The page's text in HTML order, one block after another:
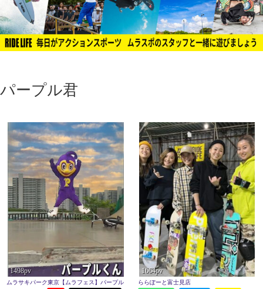
パープル君
1498pv
ムラサキパーク東京【ムラフェス】パープル
1664pv
ららぽーと富士見店